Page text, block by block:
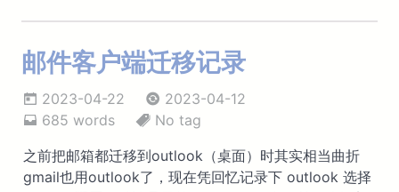
邮件客户端迁移记录
2023-04-22
2023-04-12
685 words
No tag
之前把邮箱都迁移到outlook（桌面）时其实相当曲折
gmail也用outlook了，现在凭回忆记录下 outlook 选择